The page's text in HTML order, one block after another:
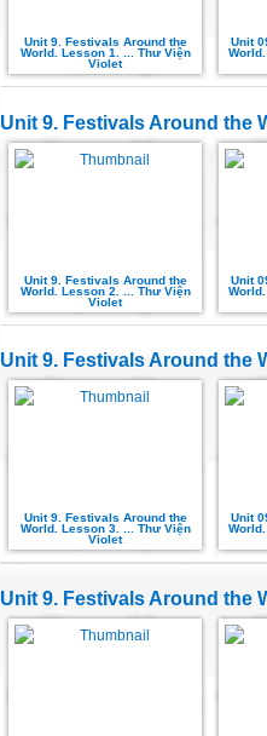
Unit 9. Festivals Around the
World. Lesson 1. ... Thư Viện
Violet
Unit
Unit 9. Festivals Around the
Unit 9. Festivals Around the
World. Lesson 2. ... Thư Viện
Violet
Unit
Unit 9. Festivals Around the
Unit 9. Festivals Around the
World. Lesson 3. ... Thư Viện
Violet
Unit
Unit 9. Festivals Around the